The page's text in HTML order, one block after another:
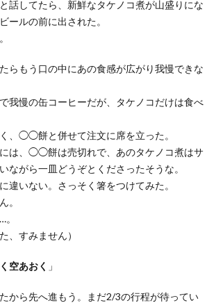
話してたら、新鮮なタケノコ煮が山盛りにな
ールの前に出された。
らもう口の中にあの食感が広がり我慢できな
我慢の缶コーヒーだが、タケノコだけは食べ
、◯◯餅と併せて注文に席を立った。
は、◯◯餅は売切れで、あのタケノコ煮はサ
ながら一皿どうぞとくださったそうな。
違いない。さっそく箸をつけてみた。
。
、すみません）
空あおく 」
から先へ進もう。まだ2/3の行程が待ってい